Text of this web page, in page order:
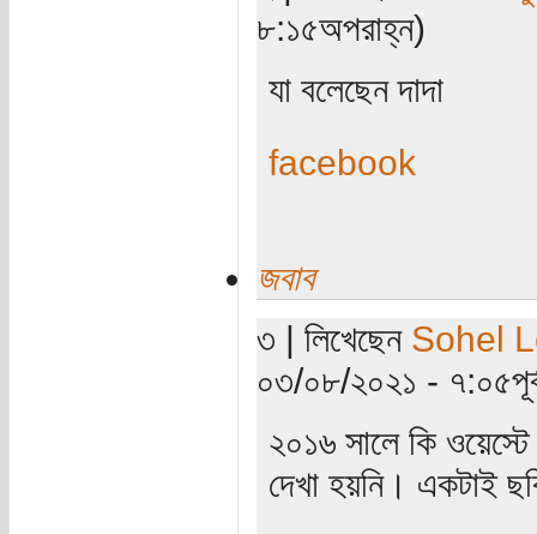
৮:১৫অপরাহ্ন)
যা বলেছেন দাদা
facebook
জবাব
৩ | লিখেছেন Sohel
০৩/০৮/২০২১ -
২০১৬ সালে কি
দেখা হয়নি। একটাই